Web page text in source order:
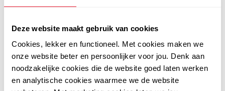
Deze website maakt gebruik van cookies
Cookies, lekker en functioneel. Met cookies maken we
onze website beter en persoonlijker voor jou. Denk aan
noodzakelijke cookies die de website goed laten werken
en analytische cookies waarmee we de website